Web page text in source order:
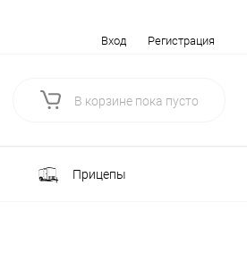
Вход Регистрация
В корзине пока пусто
Прицепы